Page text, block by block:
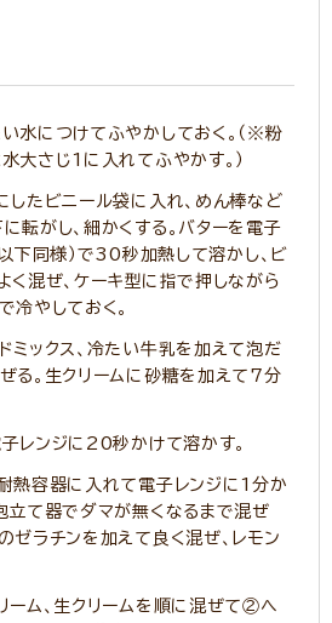
水につけてふやかしておく。（※粉
大さじ1に入れてふやかす。）
したビニール袋に入れ、めん棒など
転がし、細かくする。バターを電子
下同様）で30秒加熱して溶かし、ビ
く混ぜ、ケーキ型に指で押しながら
冷やしておく。
ミックス、冷たい牛乳を加えて泡だ
る。生クリームに砂糖を加えて7分
レンジに20秒かけて溶かす。
熱容器に入れて電子レンジに1分か
立て器でダマが無くなるまで混ぜ
ゼラチンを加えて良く混ぜ、レモン
ーム、生クリームを順に混ぜて②へ